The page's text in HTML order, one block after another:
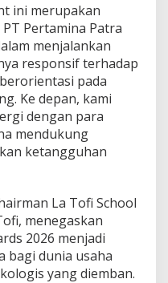
ini merupakan
Pertamina Patra
menjalankan
responsif terhadap
pada
Ke depan, kami
dengan para
mendukung
ketangguhan
La Tofi School
menegaskan
2026 menjadi
bagi dunia usaha
yang diemban.